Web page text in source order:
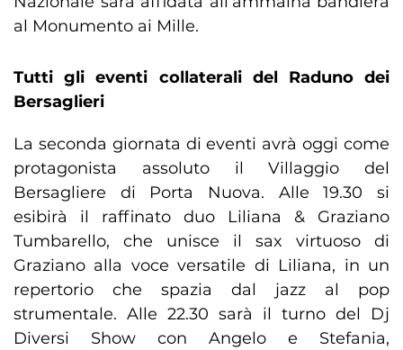
al Monumento ai Mille.
Tutti gli eventi collaterali del Raduno dei
Bersaglieri
La seconda giornata di eventi avrà oggi come
protagonista assoluto il Villaggio del
Bersagliere di Porta Nuova. Alle 19.30 si
esibirà il raffinato duo Liliana & Graziano
Tumbarello, che unisce il sax virtuoso di
Graziano alla voce versatile di Liliana, in un
repertorio che spazia dal jazz al pop
strumentale. Alle 22.30 sarà il turno del Dj
Diversi Show con Angelo e Stefania,